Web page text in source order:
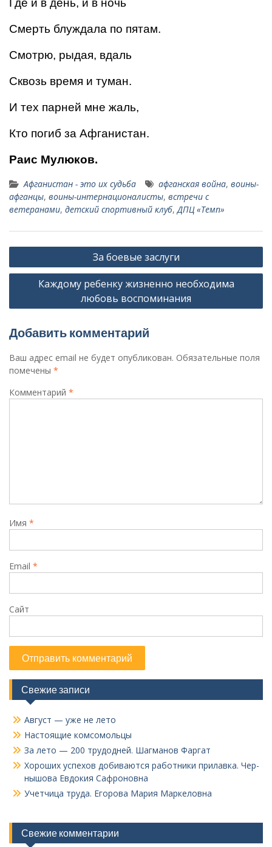
Где и в день, и в ночь
Смерть блуждала по пятам.
Смотрю, рыдая, вдаль
Сквозь время и туман.
И тех парней мне жаль,
Кто погиб за Афганистан.
Раис Мулюков.
Афганистан - это их судьба афганская война, воины-
афганцы, воины-интернационалисты, встречи с
ветеранами, детский спортивный клуб,ДПЦ «Темп»
Навигация
по
записям
За боевые заслуги
Каждому ребенку жизненно необходима
любовь воспоминания
Добавить комментарий
Ваш адрес email не будет опубликован. Обязательные поля
помечены *
Комментарий *
Имя *
Email *
Сайт
Свежие записи
Август — уже не лето
Настоящие комсомольцы
За лето — 200 трудодней. Шагманов Фаргат
Хороших успехов добиваются работники прилавка. Чер­
нышова Евдокия Сафроновна
Учетчица труда. Его­рова Мария Маркеловна
Свежие комментарии